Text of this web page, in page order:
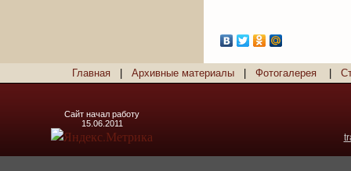
Главная Архивные материалы Фотогалерея
Сайт начал работу
15.06.2011